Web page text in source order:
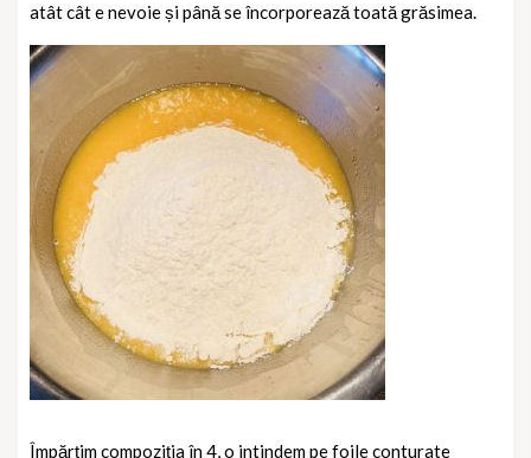
atât cât e nevoie și până se încorporează toată grăsimea.
Împărțim compoziția în 4, o intindem pe foile conturate